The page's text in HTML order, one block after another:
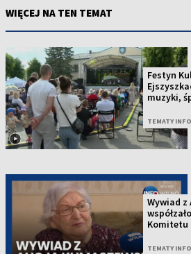
WIĘCEJ NA TEN TEMAT
Festyn
muzyki,
TEMATY
Wywiad z
Komitetu
TEMATY